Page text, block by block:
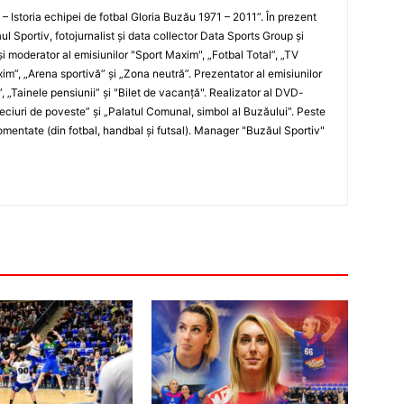
Istoria echipei de fotbal Gloria Buzău 1971 – 2011”. În prezent
Sportiv, fotojurnalist şi data collector Data Sports Group şi
moderator al emisiunilor "Sport Maxim", „Fotbal Total”, „TV
„Arena sportivă” şi „Zona neutră”. Prezentator al emisiunilor
„Tainele pensiunii” şi "Bilet de vacanţă". Realizator al DVD-
de poveste” şi „Palatul Comunal, simbol al Buzăului”. Peste
(din fotbal, handbal şi futsal). Manager "Buzăul Sportiv"